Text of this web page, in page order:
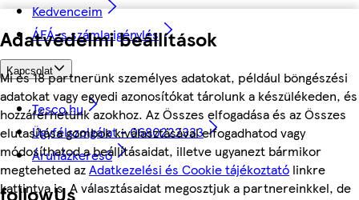
Adatvédelmi beállítások
Mi és 18 partnerünk személyes adatokat, például böngészési
adatokat vagy egyedi azonosítókat tárolunk a készülékeden, és
hozzáférhetünk azokhoz. Az Összes elfogadása és az Összes
elutasítása gombok kiválasztásával elfogadhatod vagy
módosíthatod a beállításaidat, illetve ugyanezt bármikor
megteheted azAdatkezelési és Cookie tájékoztató linkre
kattintva is. A választásaidat megosztjuk a partnereinkkel, de
Kedvenceim
ÁFÁ-s számla igénylés
Kapcsolat
Tesco.hu
Ügyfélszolgálat - 0680222333
Áruházkereső
followUs